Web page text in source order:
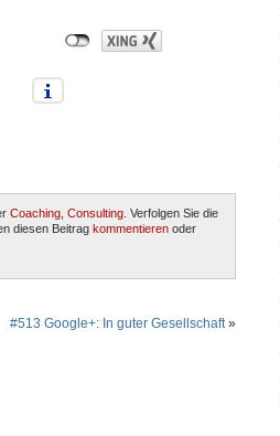
Coaching Consulting . Verfolgen Sie die
diesen Beitrag kommentieren oder
#513 Google+: In guter Gesellschaft»